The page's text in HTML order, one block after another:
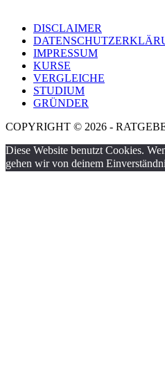
DISCLAIMER
IMPRESSUM
KURSE
VERGLEICHE
STUDIUM
GRÜNDER
COPYRIGHT © 2026 -
Diese Website benutzt Cookies.
gehen wir von deinem